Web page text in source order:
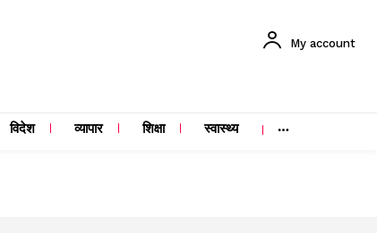
My account
विदेश व्यापार शिक्षा स्वास्थ्य